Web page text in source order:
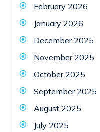
February 2026
January 2026
December 2025
November 2025
October 2025
September 2025
August 2025
July 2025